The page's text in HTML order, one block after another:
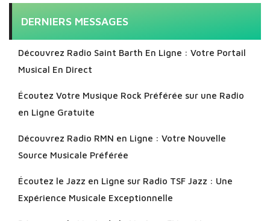
DERNIERS MESSAGES
Découvrez Radio Saint Barth En Ligne : Votre Portail
Musical En Direct
Écoutez Votre Musique Rock Préférée sur une Radio
en Ligne Gratuite
Découvrez Radio RMN en Ligne : Votre Nouvelle
Source Musicale Préférée
Écoutez le Jazz en Ligne sur Radio TSF Jazz : Une
Expérience Musicale Exceptionnelle